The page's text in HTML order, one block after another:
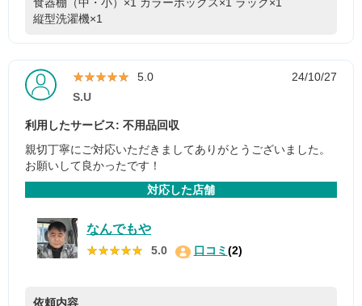
食器棚（中・小）×1 カラーボックス×1 ラック×1
縦型洗濯機×1
★★★★★
★★★★★ 5.0
24/10/27
S.U
利用したサービス: 不用品回収
親切丁寧にご対応いただきましてありがとうございました。
お願いして良かったです！
対応した店舗
なんでもや
★★★★★
★★★★★ 5.0 口コミ(2)
依頼内容